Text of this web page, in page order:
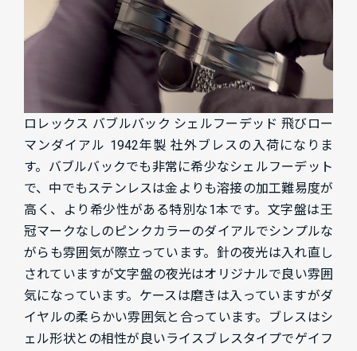
ロレックス バブルバック シェルフーデッド 飛びロー
マンダイアル 1942年製 社外ブレスの入荷になりま
す。バブルバックでも非常に希少なシェルフーデット
で、中でもステンレスは金よりも溶接の加工難易度が
高く、より希少性がある特別な1本です。文字盤は王
冠マークなしのピンクカラーのダイアルでシンプルな
がらも雰囲気が際立っています。針の夜光は入れ直し
されていますが文字盤の夜光はオリジナルで良い雰囲
気になっています。ケースは磨きは入っていますがダ
イヤルの柔らかい雰囲気と合っています。ブレスはシ
ェル形状との相性が良いライスブレスタイプでゲイフ